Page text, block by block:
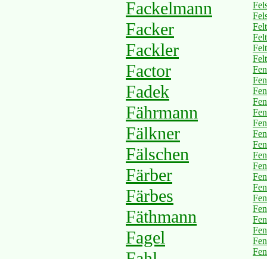
Fackelmann
Facker
Fackler
Factor
Fadek
Fährmann
Fälkner
Fälschen
Färber
Färbes
Fäthmann
Fagel